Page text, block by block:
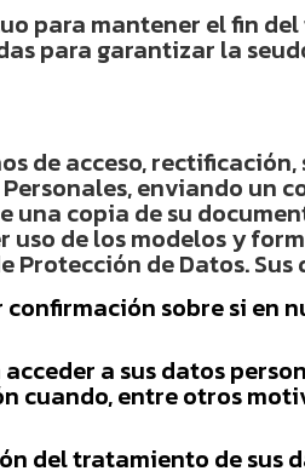
para mantener el fin
para garantizar la
de acceso,
enviando
una copia de su
de los modelos y
de Datos. Sus
sobre si en
a sus datos
cuando, entre otros
del tratamiento de sus